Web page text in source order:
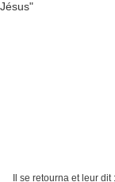
Il se retourna et leur